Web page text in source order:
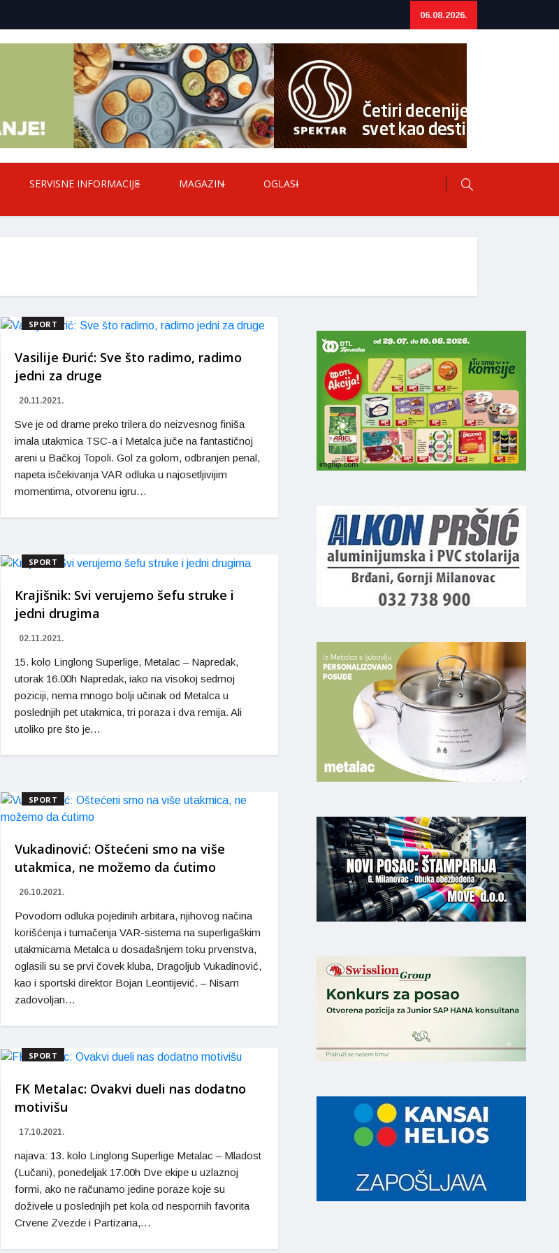
06.08.2026.
SERVISNE INFORMACIJE MAGAZIN OGLASI
SPORT
Vasilije Đurić: Sve što radimo, radimo
jedni za druge
20.11.2021.
Sve je od drame preko trilera do neizvesnog finiša
imala utakmica TSC-a i Metalca juče na fantastičnoj
areni u Bačkoj Topoli. Gol za golom, odbranjen penal,
napeta isčekivanja VAR odluka u najosetljivijim
momentima, otvorenu igru…
SPORT
Krajišnik: Svi verujemo šefu struke i
jedni drugima
02.11.2021.
15. kolo Linglong Superlige, Metalac – Napredak,
utorak 16.00h Napredak, iako na visokoj sedmoj
poziciji, nema mnogo bolji učinak od Metalca u
poslednjih pet utakmica, tri poraza i dva remija. Ali
utoliko pre što je…
SPORT
Vukadinović: Oštećeni smo na više
utakmica, ne možemo da ćutimo
26.10.2021.
Povodom odluka pojedinih arbitara, njihovog načina
korišćenja i tumačenja VAR-sistema na superligaškim
utakmicama Metalca u dosadašnjem toku prvenstva,
oglasili su se prvi čovek kluba, Dragoljub Vukadinović,
kao i sportski direktor Bojan Leontijević. – Nisam
zadovoljan…
SPORT
FK Metalac: Ovakvi dueli nas dodatno
motivišu
17.10.2021.
najava: 13. kolo Linglong Superlige Metalac – Mladost
(Lučani), ponedeljak 17.00h Dve ekipe u uzlaznoj
formi, ako ne računamo jedine poraze koje su
doživele u poslednjih pet kola od nespornih favorita
Crvene Zvezde i Partizana,…